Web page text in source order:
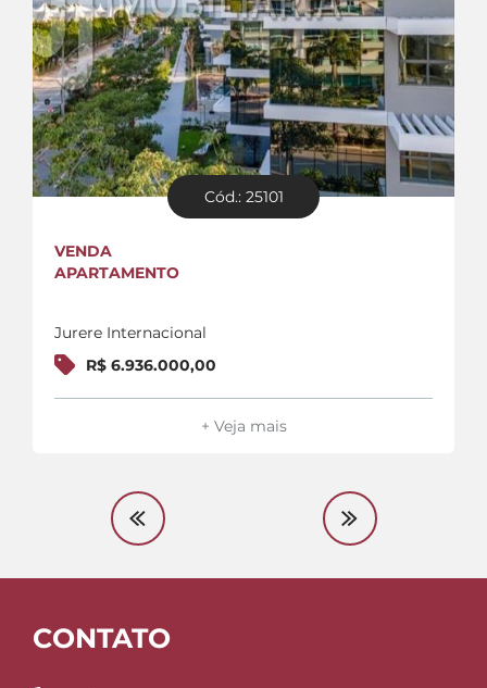
Cód.: 25101
VENDA
APARTAMENTO
Jurere Internacional
R$ 6.936.000,00
+ Veja mais
CONTATO